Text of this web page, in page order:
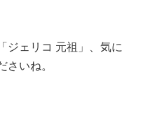
ジェリコ 元祖」、気に
いね。